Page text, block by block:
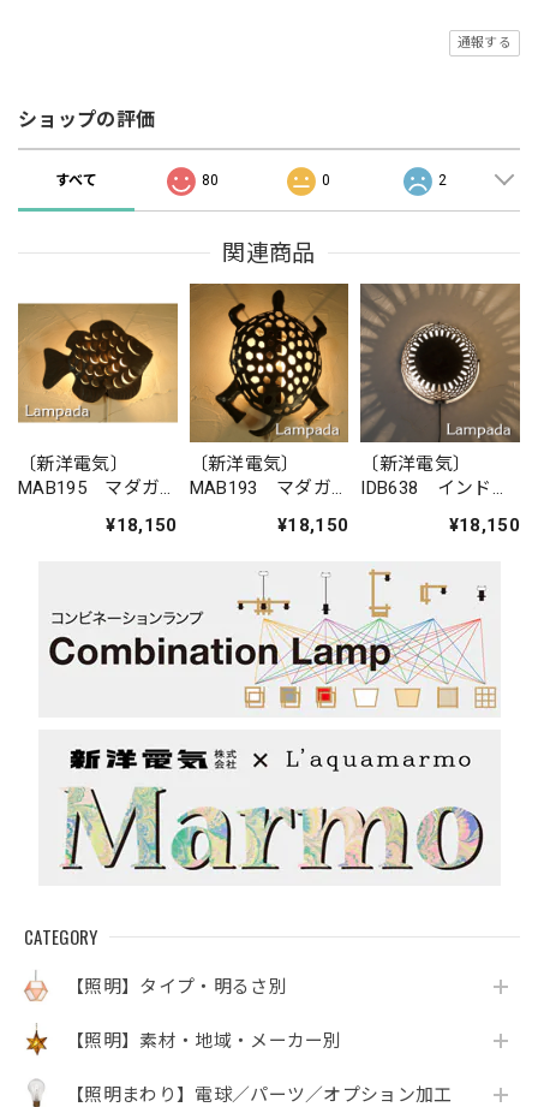
CATEGORY
【照明】タイプ・明るさ別
【照明】素材・地域・メーカー別
【照明まわり】電球／パーツ／オプション加工
通報する
ショップの評価
すべて 80 0 2
関連商品
〔新洋電気〕
MAB195 マダガ
ケットライト¥18,150
〔新洋電気〕
MAB193 マダガ
ラケットライト¥18,150
〔新洋電気〕
IDB638 インド・
¥18,150